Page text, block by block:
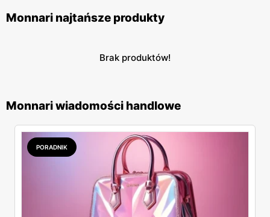
Monnari najtańsze produkty
Brak produktów!
Monnari wiadomości handlowe
PORADNIK